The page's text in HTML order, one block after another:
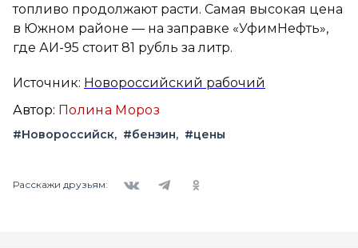
топливо продолжают расти. Самая высокая цена
в Южном районе — на заправке «УфимНефть»,
где АИ-95 стоит 81 рубль за литр.
Источник: Новороссийский рабочий
Автор: Полина Мороз
#Новороссийск #бензин #цены
Расскажи друзьям: